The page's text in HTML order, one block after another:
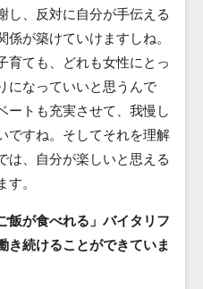
し、反対に自分が手伝える
が築けていけますしね。
育ても、どれも女性にとっ
になっていいと思うんで
ートも充実させて、我慢し
ですね。そしてそれを理解
は、自分が楽しいと思える
。
飯が食べれる」バイタリフ
き続けることができていま